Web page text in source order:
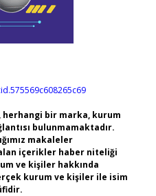
bir marka, kurum
bulunmamaktadır.
makaleler
içerikler haber niteliği
ve kişiler hakkında
kurum ve kişiler ile isim